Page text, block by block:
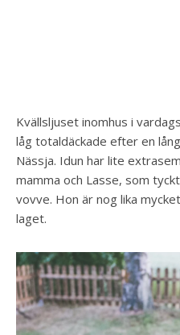
Kvällsljuset inomhus i
låg totaldäckade efter en
Nässja. Idun har lite
mamma och Lasse, som
vovve. Hon är nog lika
laget.